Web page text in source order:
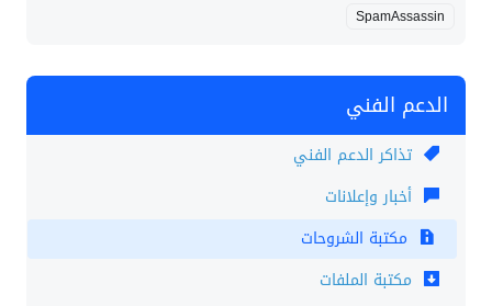
SpamAssassin
الدعم الفني
تذاكر الدعم الفني
أخبار وإعلانات
مكتبة الشروحات
مكتبة الملفات